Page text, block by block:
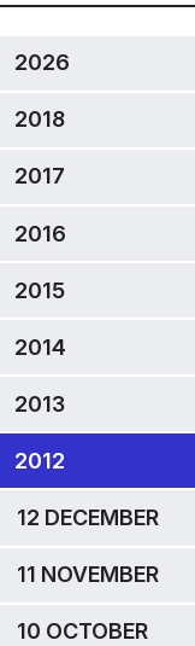
2026
2018
2017
2016
2015
2014
2013
2012
12 DECEMBER
11 NOVEMBER
10 OCTOBER